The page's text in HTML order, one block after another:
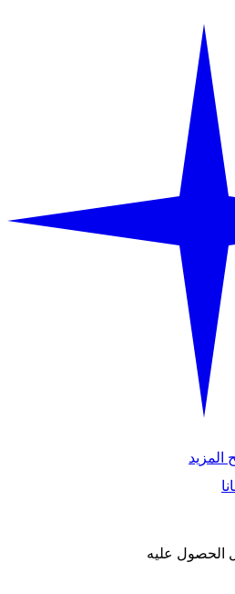
المزيد
الحصول عليه